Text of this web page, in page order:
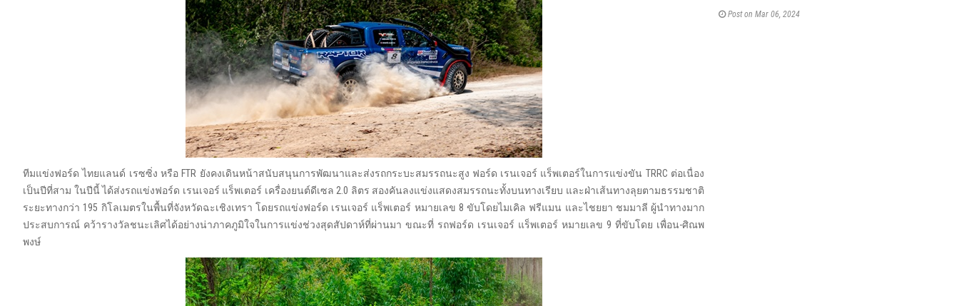
ทีมแข่งฟอร์ด ไทยแลนด์ เรซซิ่ง หรือ FTR ยังคงเดินหน้าสนับสนุนการพัฒนาและส่งรถกระบะสมรรถนะสูง ฟอร์ด เรนเจอร์ แร็พเตอร์ในการแข่งขัน TRRC ต่อเนื่อง
เป็นปีที่สาม ในปีนี้ ได้ส่งรถแข่งฟอร์ด เรนเจอร์ แร็พเตอร์ เครื่องยนต์ดีเซล 2.0 ลิตร สองคันลงแข่งแสดงสมรรถนะทั้งบนทางเรียบ และฝ่าเส้นทางลุยตามธรรมชาติ
ระยะทางกว่า 195 กิโลเมตรในพื้นที่จังหวัดฉะเชิงเทรา โดยรถแข่งฟอร์ด เรนเจอร์ แร็พเตอร์ หมายเลข 8 ขับโดยไมเคิล ฟรีแมน และไชยยา ชมมาลี ผู้นำทางมาก
ประสบการณ์ คว้ารางวัลชนะเลิศได้อย่างน่าภาคภูมิใจในการแข่งช่วงสุดสัปดาห์ที่ผ่านมา ขณะที่ รถฟอร์ด เรนเจอร์ แร็พเตอร์ หมายเลข 9 ที่ขับโดย เพื่อน-ศิณพ
พงษ์
Post on Mar 06, 2024